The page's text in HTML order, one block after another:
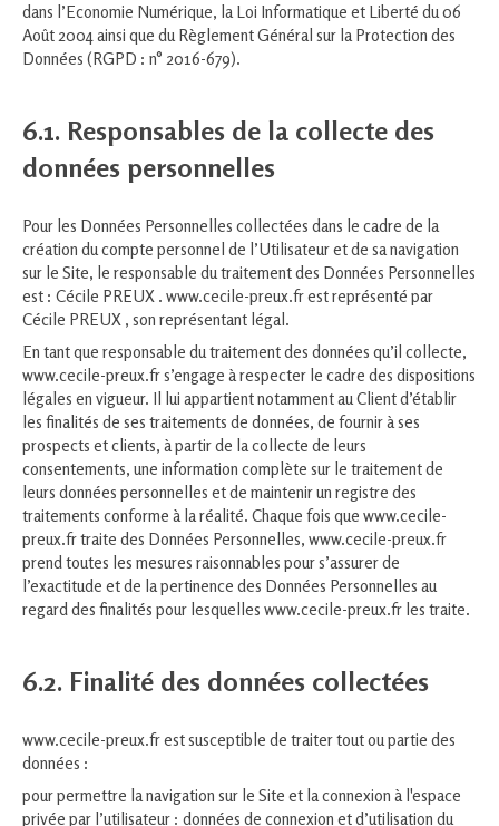
dans l’Economie Numérique, la Loi Informatique et Liberté du 06
Août 2004 ainsi que du Règlement Général sur la Protection des
Données (RGPD : n° 2016-679).
6.1. Responsables de la collecte des
données personnelles
Pour les Données Personnelles collectées dans le cadre de la
création du compte personnel de l’Utilisateur et de sa navigation
sur le Site, le responsable du traitement des Données Personnelles
est : Cécile PREUX . www.cecile-preux.fr est représenté par
Cécile PREUX , son représentant légal.
En tant que responsable du traitement des données qu’il collecte,
www.cecile-preux.fr s’engage à respecter le cadre des dispositions
légales en vigueur. Il lui appartient notamment au Client d’établir
les finalités de ses traitements de données, de fournir à ses
prospects et clients, à partir de la collecte de leurs
consentements, une information complète sur le traitement de
leurs données personnelles et de maintenir un registre des
traitements conforme à la réalité. Chaque fois que www.cecile-
preux.fr traite des Données Personnelles, www.cecile-preux.fr
prend toutes les mesures raisonnables pour s’assurer de
l’exactitude et de la pertinence des Données Personnelles au
regard des finalités pour lesquelles www.cecile-preux.fr les traite.
6.2. Finalité des données collectées
www.cecile-preux.fr est susceptible de traiter tout ou partie des
données :
pour permettre la navigation sur le Site et la connexion à l'espace
privée par l’utilisateur : données de connexion et d’utilisation du